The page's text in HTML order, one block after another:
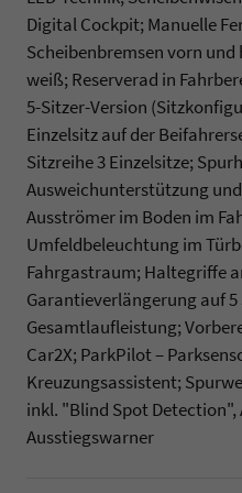
Digital Cockpit; Manuelle
Scheibenbremsen vorn
weiß; Reserverad in
5-Sitzer-Version
Einzelsitz auf der
Sitzreihe 3 Einzelsitze;
Ausweichunterstützung
Ausströmer im Boden im
Umfeldbeleuchtung im
Fahrgastraum; Haltegriffe
Garantieverlängerung auf
Gesamtlaufleistung;
Car2X; ParkPilot –
Kreuzungsassistent;
inkl. "Blind Spot
Ausstiegswarner